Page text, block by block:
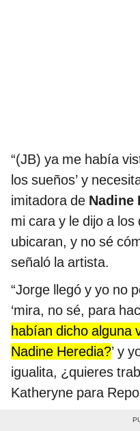
“(JB) ya me había
los sueños’ y
imitadora de Nadine
mi cara y le dijo a
ubicaran, y no sé
señaló la artista.
“Jorge llegó y yo no
‘mira, no sé, para
habían dicho alguna
Nadine Heredia?’ y
igualita, ¿quieres
Katheryne para